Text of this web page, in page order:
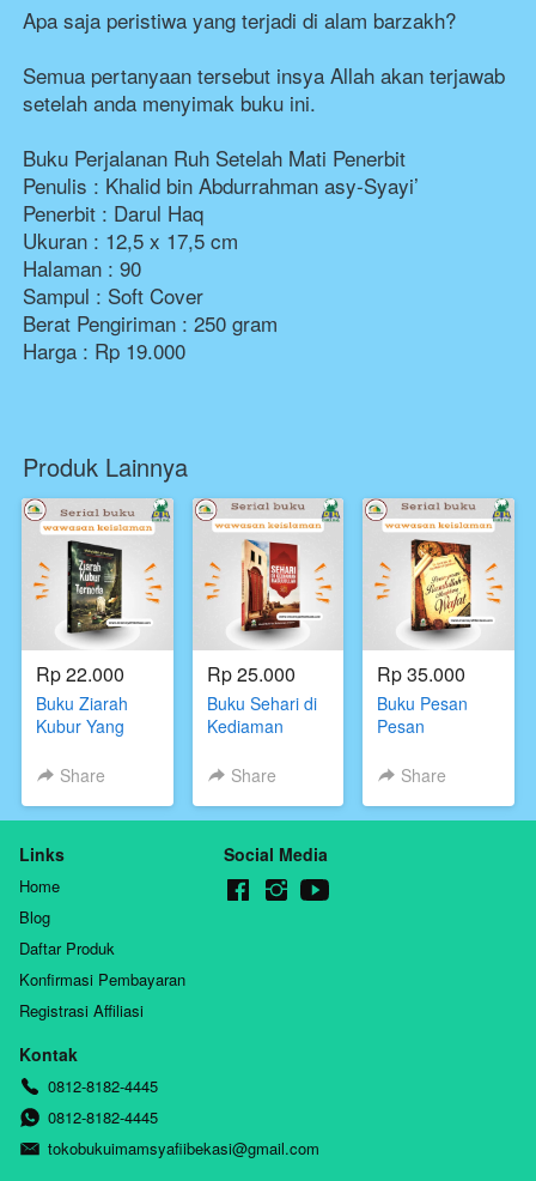
Apa saja peristiwa yang terjadi di alam barzakh?
Semua pertanyaan tersebut insya Allah akan terjawab
setelah anda menyimak buku ini.
Buku Perjalanan Ruh Setelah Mati Penerbit
Penulis : Khalid bin Abdurrahman asy-Syayi’
Penerbit : Darul Haq
Ukuran : 12,5 x 17,5 cm
Halaman : 90
Sampul : Soft Cover
Berat Pengiriman : 250 gram
Harga : Rp 19.000
Produk Lainnya
Rp 22.000
Buku Ziarah
Kubur Yang
al-
haq
Share
Rp 25.000
Buku Sehari di
Kediaman
Malik bin
Qasim,Penerbit
Share
Rp 35.000
Buku Pesan
Pesan
Menjelang
bin Ali bin Wahf
Share
Links
Home
Blog
Daftar Produk
Konfirmasi Pembayaran
Registrasi Affiliasi
Social Media
Kontak
0812-8182-4445
0812-8182-4445
tokobukuimamsyafiibekasi@gmail.com